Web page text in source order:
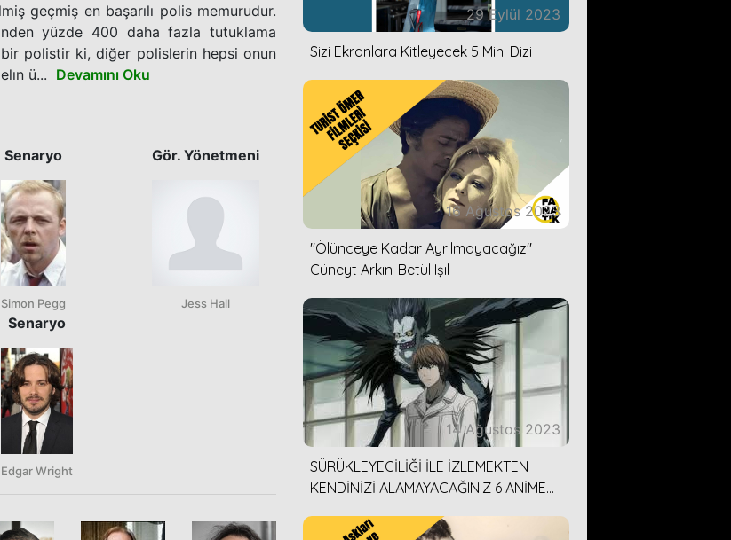
geçmiş en başarılı polis memurudur.
yüzde 400 daha fazla tutuklama
bir polistir ki, diğer polislerin hepsi onun
ü... Devamını Oku
Senaryo
Simon Pegg
Senaryo
Edgar Wright
Gör. Yönetmeni
Jess Hall
29 Eylül 2023
Sizi Ekranlara Kitleyecek 5 Mini Dizi
16 Ağustos 2023
''Ölünceye Kadar Ayrılmayacağız''
Cüneyt Arkın-Betül Işıl
14 Ağustos 2023
SÜRÜKLEYECİLİĞİ İLE İZLEMEKTEN
KENDİNİZİ ALAMAYACAĞINIZ 6 ANİME